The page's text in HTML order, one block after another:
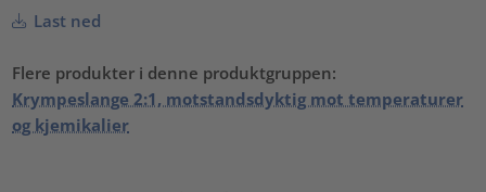
Last ned
Flere produkter i denne produktgruppen:
Krympeslange 2:1, motstandsdyktig mot temperaturer
og kjemikalier